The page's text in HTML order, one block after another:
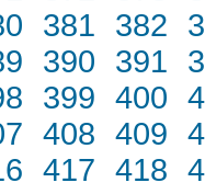
381 382
390 391
399 400
408 409
417 418